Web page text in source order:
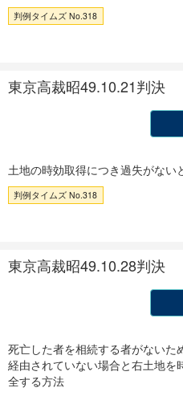
判例タイムズ No.318
東京高裁昭49.10.21判決
土地の時効取得につき過失がない
判例タイムズ No.318
東京高裁昭49.10.28判決
死亡した者を相続する者がない
経由されていない場合と右土地
全する方法